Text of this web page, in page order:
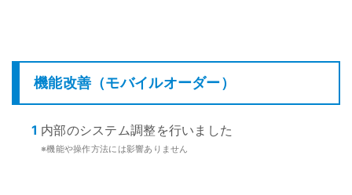
機能改善（モバイルオーダー）
1 内部のシステム調整を行いました
※機能や操作方法には影響ありません